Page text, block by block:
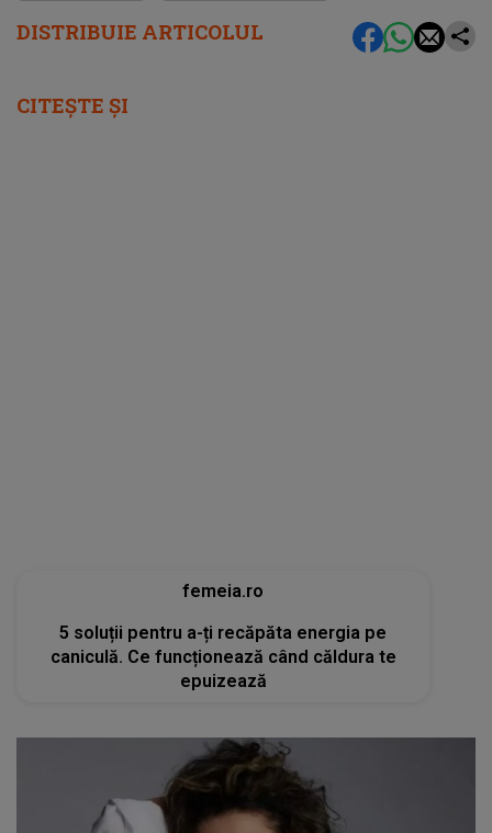
DISTRIBUIE ARTICOLUL
CITEȘTE ȘI
femeia.ro
5 soluții pentru a-ți recăpăta energia pe
caniculă. Ce funcționează când căldura te
epuizează